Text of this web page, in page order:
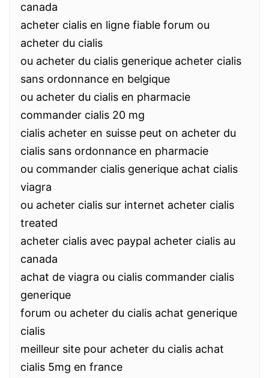
canada
acheter cialis en ligne fiable forum ou
acheter du cialis
ou acheter du cialis generique acheter cialis
sans ordonnance en belgique
ou acheter du cialis en pharmacie
commander cialis 20 mg
cialis acheter en suisse peut on acheter du
cialis sans ordonnance en pharmacie
ou commander cialis generique achat cialis
viagra
ou acheter cialis sur internet acheter cialis
treated
acheter cialis avec paypal acheter cialis au
canada
achat de viagra ou cialis commander cialis
generique
forum ou acheter du cialis achat generique
cialis
meilleur site pour acheter du cialis achat
cialis 5mg en france